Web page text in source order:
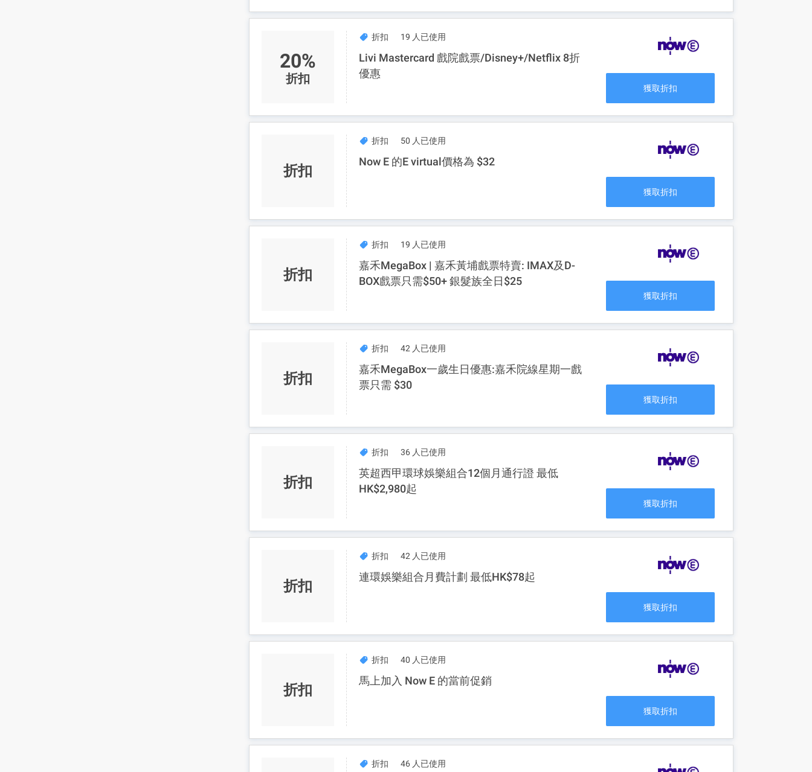
20%
折扣
折扣 19 人已使用
Livi Mastercard 戲院戲票/Disney+/Netflix 8折
優惠
獲取折扣
折扣
折扣 50 人已使用
Now E 的E virtual價格為 $32
獲取折扣
折扣
折扣 19 人已使用
嘉禾MegaBox | 嘉禾黃埔戲票特賣: IMAX及D-
BOX戲票只需$50+ 銀髮族全日$25
獲取折扣
折扣
折扣 42 人已使用
嘉禾MegaBox一歲生日優惠:嘉禾院線星期一戲
票只需 $30
獲取折扣
折扣
折扣 36 人已使用
英超西甲環球娛樂組合12個月通行證 最低
HK$2,980起
獲取折扣
折扣
折扣 42 人已使用
連環娛樂組合月費計劃 最低HK$78起
獲取折扣
折扣
折扣 40 人已使用
馬上加入 Now E 的當前促銷
獲取折扣
折扣 46 人已使用